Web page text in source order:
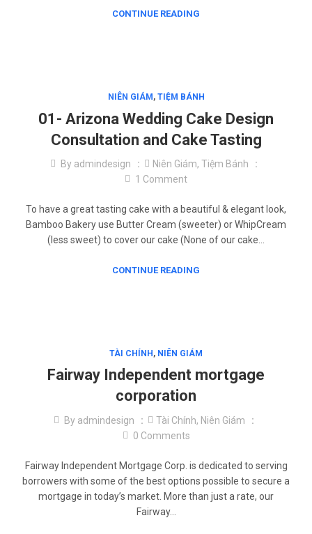
CONTINUE READING
NIÊN GIÁM , TIỆM BÁNH
01- Arizona Wedding Cake Design
Consultation and Cake Tasting
By admindesign Niên Giám, Tiệm Bánh
1 Comment
To have a great tasting cake with a beautiful & elegant look,
Bamboo Bakery use Butter Cream (sweeter) or WhipCream
(less sweet) to cover our cake (None of our cake…
CONTINUE READING
TÀI CHÍNH, NIÊN GIÁM
Fairway Independent mortgage
corporation
By admindesign Tài Chính, Niên Giám
0 Comments
Fairway Independent Mortgage Corp. is dedicated to serving
borrowers with some of the best options possible to secure a
mortgage in today’s market. More than just a rate, our
Fairway…